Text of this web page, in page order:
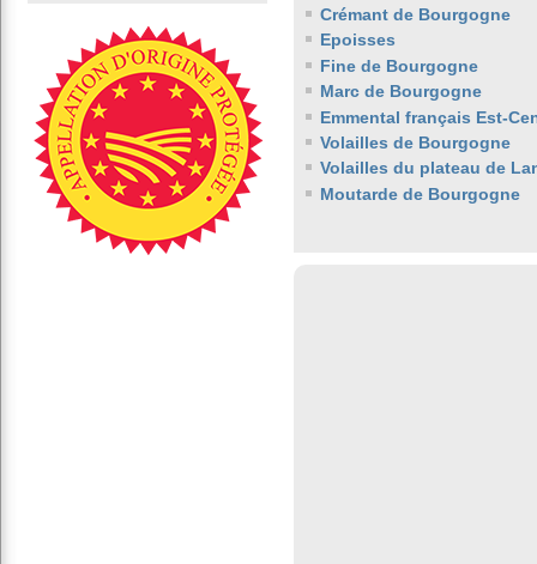
Crémant de Bourgogne
Epoisses
Fine de Bourgogne
Marc de Bourgogne
Emmental français Est-
Volailles de Bourgogne
Volailles du plateau de
Moutarde de Bourgogne